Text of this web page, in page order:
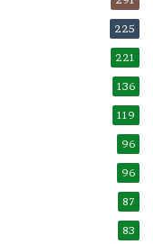
225
221
136
119
96
96
87
83